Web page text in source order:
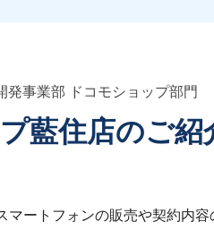
事業部 ドコモショップ部門
藍住店のご紹
マートフォンの販売や契約内